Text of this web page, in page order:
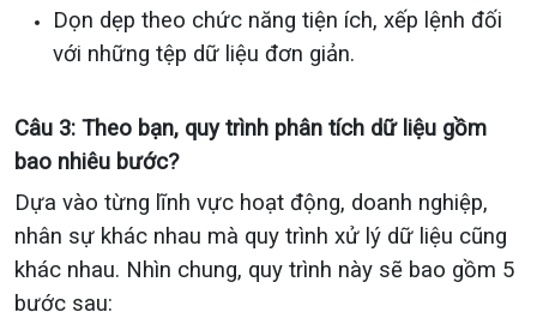
Dọn dẹp theo chức năng tiện ích, xếp lệnh đối
với những tệp dữ liệu đơn giản.
Câu 3: Theo bạn, quy trình phân tích dữ liệu gồm
bao nhiêu bước?
Dựa vào từng lĩnh vực hoạt động, doanh nghiệp,
nhân sự khác nhau mà quy trình xử lý dữ liệu cũng
khác nhau. Nhìn chung, quy trình này sẽ bao gồm 5
bước sau: